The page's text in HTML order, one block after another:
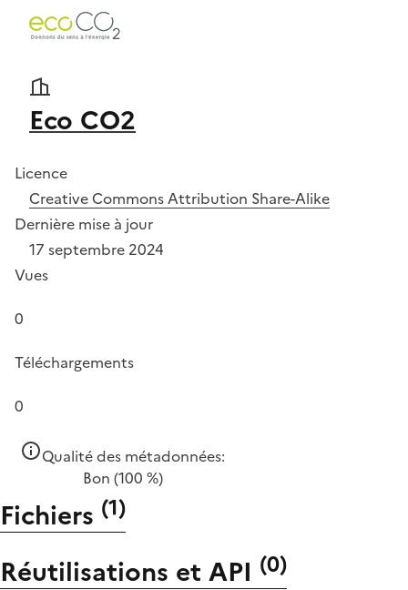
Eco CO2
Licence
Creative Commons Attribution Share-Alike
Dernière mise à jour
17 septembre 2024
Vues
0
Téléchargements
0
Qualité des métadonnées:
Bon (100 %)
Fichiers (1)
Réutilisations et API (0)